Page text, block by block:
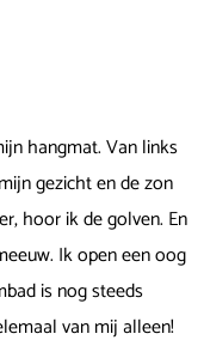
hangmat. Van links
gezicht en de zon
hoor ik de golven. En
Ik open een oog
is nog steeds
van mij alleen!